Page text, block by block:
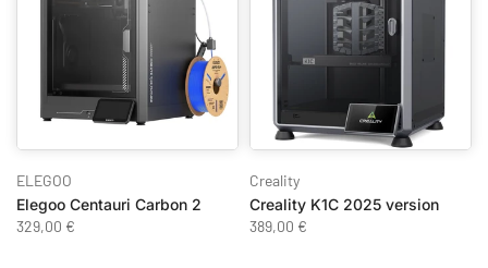
ELEGOO
Elegoo Centauri Carbon 2
329,00 €
Creality
Creality K1C 2025 version
389,00 €